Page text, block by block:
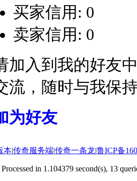
买家信用: 0
卖家信用: 0
加入到我的好友
流，随时与我保
为好友
本|传奇服务端|传奇一条龙|鲁ICP备
Processed in 1.104379 second(s), 13